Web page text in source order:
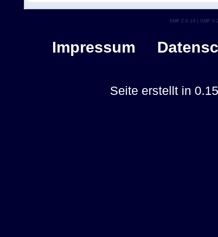
SMF 2.0.19 | SMF ©
Impressum
Seite erstellt in